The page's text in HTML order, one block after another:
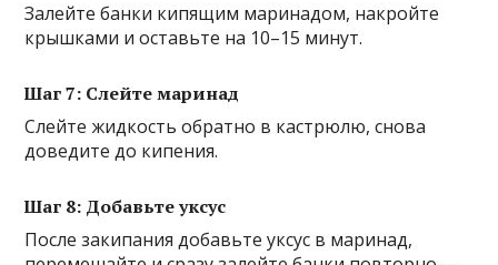
Залейте банки кипящим маринадом, накройте
крышками и оставьте на 10–15 минут.
Шаг 7: Слейте маринад
Слейте жидкость обратно в кастрюлю, снова
доведите до кипения.
Шаг 8: Добавьте уксус
После закипания добавьте уксус в маринад,